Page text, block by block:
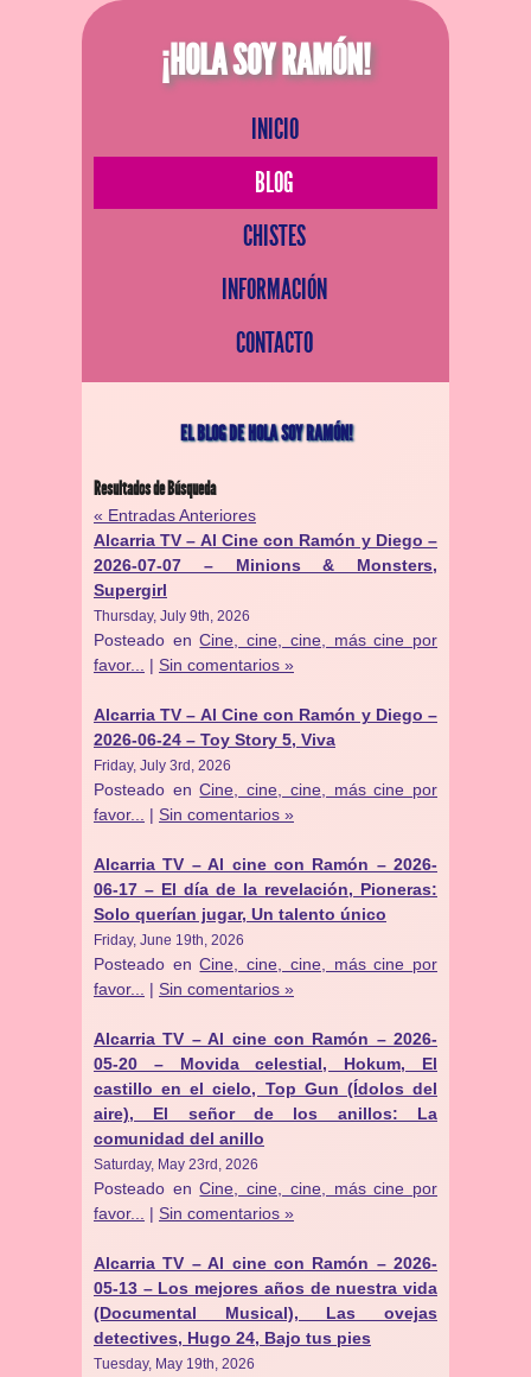
¡HOLA SOY RAMÓN!
INICIO
BLOG
CHISTES
INFORMACIÓN
CONTACTO
EL BLOG DE HOLA SOY RAMÓN!
Resultados de Búsqueda
« Entradas Anteriores
Alcarria TV – Al Cine con Ramón y Diego –
2026-07-07 – Minions & Monsters,
Supergirl
Thursday, July 9th, 2026
Posteado enCine, cine, cine, más cine por
favor...
| Sin comentarios »
Alcarria TV – Al Cine con Ramón y Diego –
2026-06-24 – Toy Story 5, Viva
Friday, July 3rd, 2026
Posteado enCine, cine, cine, más cine por
favor...
| Sin comentarios »
Alcarria TV – Al cine con Ramón – 2026-
06-17 – El día de la revelación, Pioneras:
Solo querían jugar, Un talento único
Friday, June 19th, 2026
Posteado enCine, cine, cine, más cine por
favor...
| Sin comentarios »
Alcarria TV – Al cine con Ramón – 2026-
05-20 – Movida celestial, Hokum, El
castillo en el cielo, Top Gun (Ídolos del
aire), El señor de los anillos: La
comunidad del anillo
Saturday, May 23rd, 2026
Posteado enCine, cine, cine, más cine por
favor...
| Sin comentarios »
Alcarria TV – Al cine con Ramón – 2026-
05-13 – Los mejores años de nuestra vida
(Documental Musical), Las ovejas
detectives, Hugo 24, Bajo tus pies
Tuesday, May 19th, 2026